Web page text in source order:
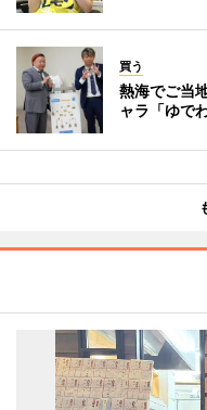
買う
熱海でご当
ャラ「ゆで